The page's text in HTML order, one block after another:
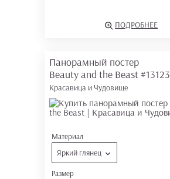
ПОДРОБНЕЕ
Панорамный постер
Beauty and the Beast #13123
Красавица и Чудовище
Материал
Яркий глянец
Размер